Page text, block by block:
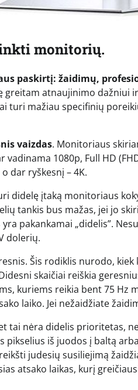
monitorių.
paskirtį: žaidimų,
atnaujinimo dažniui
turi mažiau specifinių
vaizdas. Monitoriaus
1080p, Full HD
dar ryškesnį – 4K.
didelę įtaką monitoriaus
tankis bus mažas, jei jo
pakankamai „didelis”.
dolerių.
Šis rodiklis nurodo,
skaičiai reiškia
kuriems reikia bent 75
laiko. Jei nežaidžiate
tai nėra didelis prioritetas,
iš juodos į baltą
judesių susiliejimą
atsako laikas, kurį